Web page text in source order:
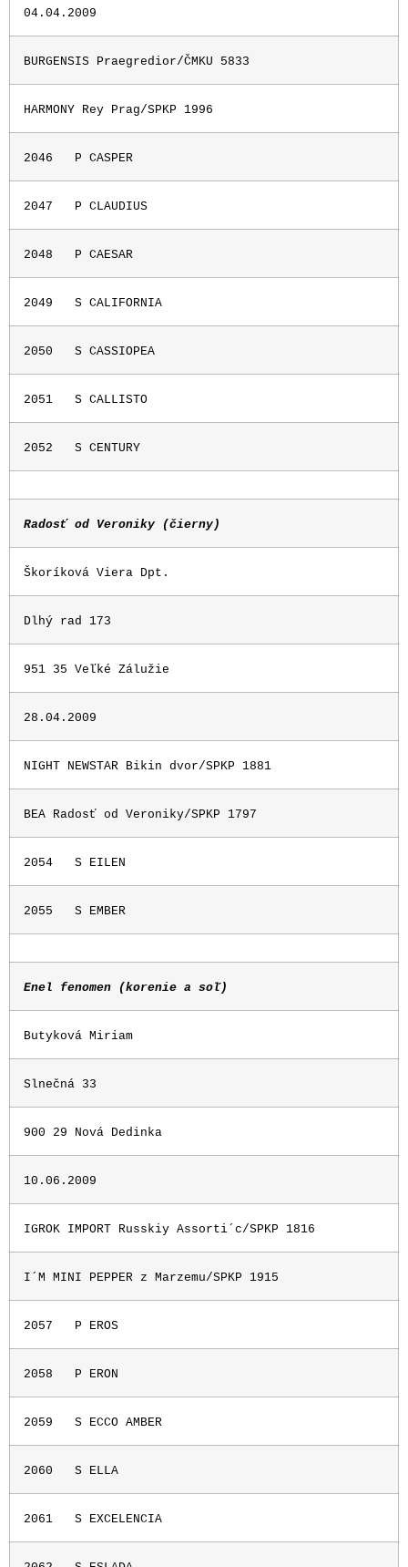
04.04.2009
BURGENSIS Praegredior/ČMKU 5833
HARMONY Rey Prag/SPKP 1996
2046 P CASPER
2047 P CLAUDIUS
2048 P CAESAR
2049 S CALIFORNIA
2050 S CASSIOPEA
2051 S CALLISTO
2052 S CENTURY
Radosť od Veroniky (čierny)
Škoríková Viera Dpt.
Dlhý rad 173
951 35 Veľké Zálužie
28.04.2009
NIGHT NEWSTAR Bikin dvor/SPKP 1881
BEA Radosť od Veroniky/SPKP 1797
2054 S EILEN
2055 S EMBER
Enel fenomen (korenie a soľ)
Butyková Miriam
Slnečná 33
900 29 Nová Dedinka
10.06.2009
IGROK IMPORT Russkiy Assorti´c/SPKP 1816
I´M MINI PEPPER z Marzemu/SPKP 1915
2057 P EROS
2058 P ERON
2059 S ECCO AMBER
2060 S ELLA
2061 S EXCELENCIA